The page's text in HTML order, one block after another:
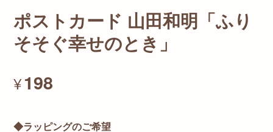
ポストカード 山田和明「ふり
そそぐ幸せのとき」
¥198
◆ラッピングのご希望